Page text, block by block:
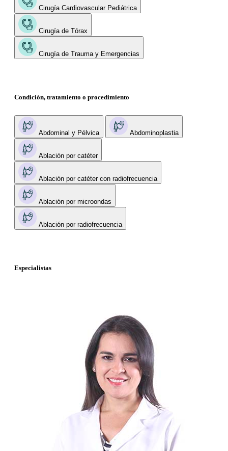
Cirugía Cardiovascular Pediátrica
Cirugía de Tórax
Cirugía de Trauma y Emergencias
Condición, tratamiento o procedimiento
Abdominal y Pélvica Abdominoplastia
Ablación por catéter
Ablación por catéter con radiofrecuencia
Ablación por microondas
Ablación por radiofrecuencia
Especialistas